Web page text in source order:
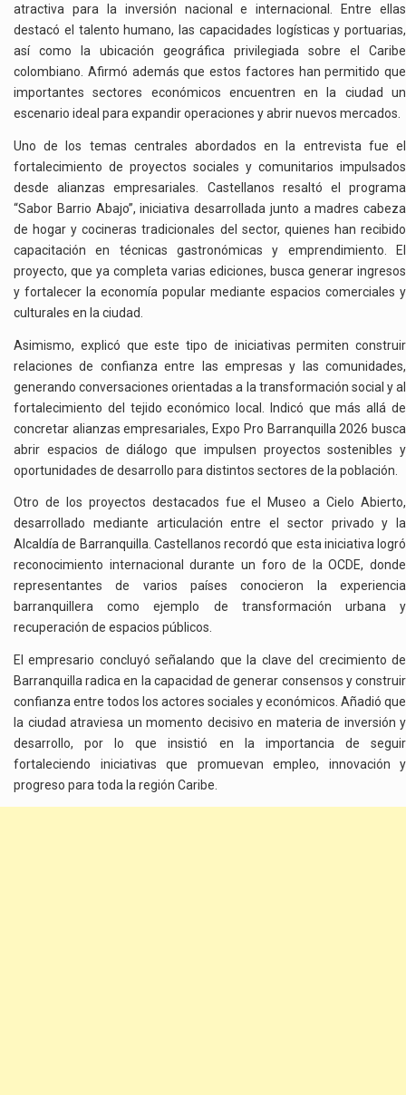
atractiva para la inversión nacional e internacional. Entre ellas
destacó el talento humano, las capacidades logísticas y portuarias,
así como la ubicación geográfica privilegiada sobre el Caribe
colombiano. Afirmó además que estos factores han permitido que
importantes sectores económicos encuentren en la ciudad un
escenario ideal para expandir operaciones y abrir nuevos mercados.
Uno de los temas centrales abordados en la entrevista fue el
fortalecimiento de proyectos sociales y comunitarios impulsados
desde alianzas empresariales. Castellanos resaltó el programa
“Sabor Barrio Abajo”, iniciativa desarrollada junto a madres cabeza
de hogar y cocineras tradicionales del sector, quienes han recibido
capacitación en técnicas gastronómicas y emprendimiento. El
proyecto, que ya completa varias ediciones, busca generar ingresos
y fortalecer la economía popular mediante espacios comerciales y
culturales en la ciudad.
Asimismo, explicó que este tipo de iniciativas permiten construir
relaciones de confianza entre las empresas y las comunidades,
generando conversaciones orientadas a la transformación social y al
fortalecimiento del tejido económico local. Indicó que más allá de
concretar alianzas empresariales, Expo Pro Barranquilla 2026 busca
abrir espacios de diálogo que impulsen proyectos sostenibles y
oportunidades de desarrollo para distintos sectores de la población.
Otro de los proyectos destacados fue el Museo a Cielo Abierto,
desarrollado mediante articulación entre el sector privado y la
Alcaldía de Barranquilla. Castellanos recordó que esta iniciativa logró
reconocimiento internacional durante un foro de la OCDE, donde
representantes de varios países conocieron la experiencia
barranquillera como ejemplo de transformación urbana y
recuperación de espacios públicos.
El empresario concluyó señalando que la clave del crecimiento de
Barranquilla radica en la capacidad de generar consensos y construir
confianza entre todos los actores sociales y económicos. Añadió que
la ciudad atraviesa un momento decisivo en materia de inversión y
desarrollo, por lo que insistió en la importancia de seguir
fortaleciendo iniciativas que promuevan empleo, innovación y
progreso para toda la región Caribe.